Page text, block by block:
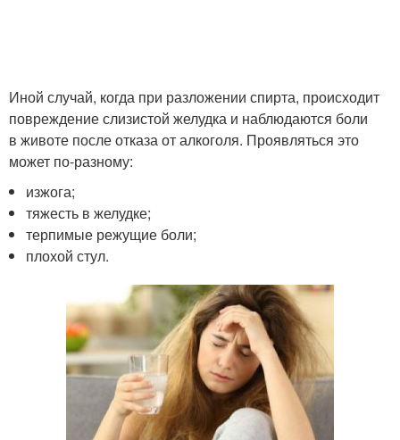
Иной случай, когда при разложении спирта, происходит
повреждение слизистой желудка и наблюдаются боли
в животе после отказа от алкоголя. Проявляться это
может по-разному:
изжога;
тяжесть в желудке;
терпимые режущие боли;
плохой стул.